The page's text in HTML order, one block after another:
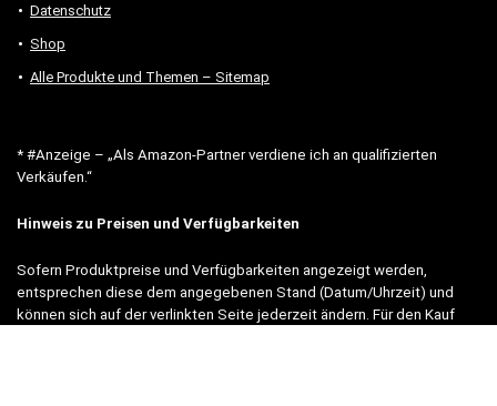
Datenschutz
Shop
Alle Produkte und Themen – Sitemap
* #Anzeige – „Als Amazon-Partner verdiene ich an qualifizierten
Verkäufen.“
Hinweis zu Preisen und Verfügbarkeiten
Sofern Produktpreise und Verfügbarkeiten angezeigt werden,
entsprechen diese dem angegebenen Stand (Datum/Uhrzeit) und
können sich auf der verlinkten Seite jederzeit ändern. Für den Kauf